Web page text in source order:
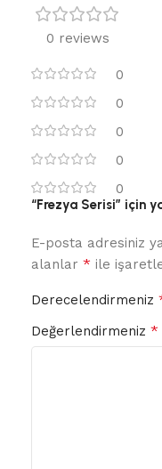
0 reviews
0
0
0
0
0
“Frezya Serisi” için
E-posta adresiniz
alanlar * ile
Derecelendirmeniz
Değerlendirmeniz *